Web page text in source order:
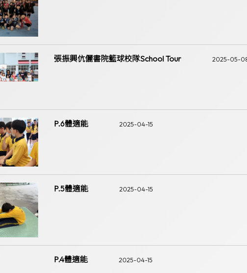
張振興伉儷書院籃球校隊School Tour 2025-05-
P.6體適能 2025-04-15
P.5體適能 2025-04-15
P.4體適能 2025-04-15